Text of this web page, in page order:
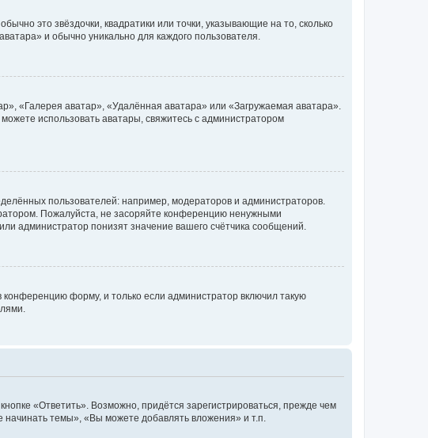
это звёздочки, квадратики или точки, указывающие на то, сколько
и обычно уникально для каждого пользователя.
«Галерея аватар», «Удалённая аватара» или «Загружаемая аватара».
использовать аватары, свяжитесь с администратором
пользователей: например, модераторов и администраторов.
Пожалуйста, не засоряйте конференцию ненужными
администратор понизят значение вашего счётчика сообщений.
форму, и только если администратор включил такую
«Ответить». Возможно, придётся зарегистрироваться, прежде чем
темы», «Вы можете добавлять вложения» и т.п.